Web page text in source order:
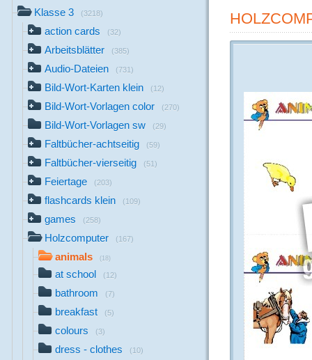
Klasse 3 (3218)
action cards (32)
Arbeitsblätter (385)
Audio-Dateien (731)
Bild-Wort-Karten klein (12)
Bild-Wort-Vorlagen color (270)
Bild-Wort-Vorlagen sw (29)
Faltbücher-achtseitig (59)
Faltbücher-vierseitig (51)
Feiertage (203)
flashcards klein (109)
games (258)
Holzcomputer (167)
animals (18)
at school (12)
bathroom (7)
breakfast (5)
colours (3)
dress - clothes (10)